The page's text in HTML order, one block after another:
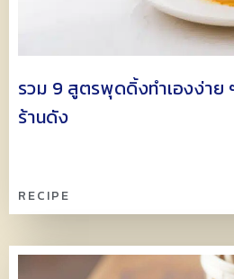
รวม 9 สูตรพุดดิ้งทำเองง่าย
ร้านดัง
RECIPE